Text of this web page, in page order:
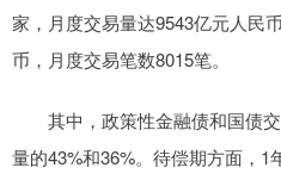
家，月度交易量达9543亿元人民
币，月度交易笔数8015笔。
其中，政策性金融债和国债交
量的43%和36%。待偿期方面，1